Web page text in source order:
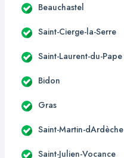
Beauchastel
Saint-Cierge-la-Serre
Saint-Laurent-du-Pape
Bidon
Gras
Saint-Martin-dArdèche
Saint-Julien-Vocance